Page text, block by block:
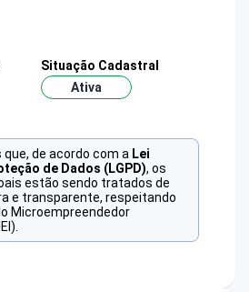
Situação Cadastral
Ativa
de acordo com a Lei
de Dados (LGPD), os
estão sendo tratados de
e transparente, respeitando
Microempreendedor